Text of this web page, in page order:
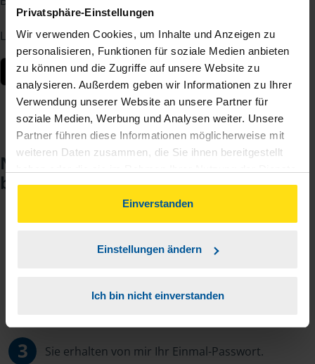
Privatsphäre-Einstellungen
Wir verwenden Cookies, um Inhalte und Anzeigen zu
personalisieren, Funktionen für soziale Medien anbieten
zu können und die Zugriffe auf unsere Website zu
analysieren. Außerdem geben wir Informationen zu Ihrer
Verwendung unserer Website an unsere Partner für
soziale Medien, Werbung und Analysen weiter. Unsere
Partner führen diese Informationen möglicherweise mit
weiteren Daten zusammen, die Sie ihnen bereitgestellt
gesammelt haben. Indem Sie auf Einverstanden klicken,
können Sie der Verwendung von Cookies, gemäß
unserer
Einverstanden
Einstellungen ändern
Ich bin nicht einverstanden
Laden Sie die App kostenlos herunter:
Noch keinen Zugang? So einfach
beantragen Sie ihn.
Sie bekommen eine E-Mail mit Ihren Zugangsdaten
3 Sie erhalten von mir Ihr Einmal-Passwort.